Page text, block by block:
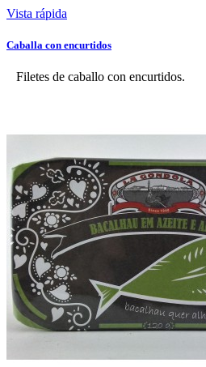
Vista rápida
Caballa con encurtidos
Filetes de caballo con encurtidos.